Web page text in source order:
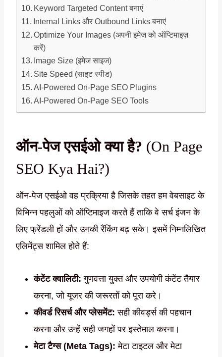
Keyword Targeted Content बनाएं
Internal Links और Outbound Links बनाएं
Optimize Your Images (अपनी इमेज को ऑप्टिमाइज़
करें)
Image Size (इमेज साइज)
Site Speed (साइट स्पीड)
AI-Powered On-Page SEO Plugins
AI-Powered On-Page SEO Tools
ऑन-पेज एसईओ क्या है? (On Page
SEO Kya Hai?)
ऑन-पेज एसईओ वह प्रक्रिया है जिसके तहत हम वेबसाइट के
विभिन्न पहलुओं को ऑप्टिमाइज करते हैं ताकि वे सर्च इंजन के
लिए फ्रेंडली हों और उनकी रैंकिंग बढ़ सके। इसमें निम्नलिखित
एलिमेंट्स शामिल होते हैं:
कंटेंट क्वालिटी: गुणवत्ता युक्त और उपयोगी कंटेंट तैयार
करना, जो यूजर की जरूरतों को पूरा करे।
कीवर्ड रिसर्च और प्लेसमेंट: सही कीवर्ड्स की पहचान
करना और उन्हें सही जगहों पर इस्तेमाल करना।
मेटा टैग्स (Meta Tags): मेटा टाइटल और मेटा